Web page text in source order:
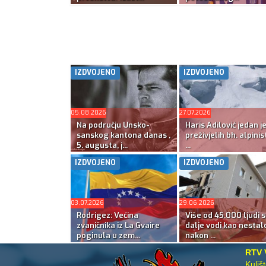
IZDVOJENO
05.08.2026
Na području Unsko-
sanskog kantona danas ,
5. augusta, j...
IZDVOJENO
27.07.2026
Haris Adilović jedan
preživjelih bh.
...
IZDVOJENO
03.07.2026
Rodrigez: Većina
zvaničnika iz La Gvaire
poginula u zem...
IZDVOJENO
29.06.2026
Više od 45.000 ljudi
dalje vodi kao
nakon ...
RTV